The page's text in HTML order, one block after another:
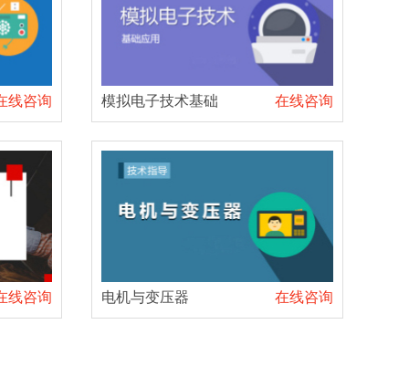
线咨询 模拟电子技术基础 在线咨询
线咨询 电机与变压器 在线咨询